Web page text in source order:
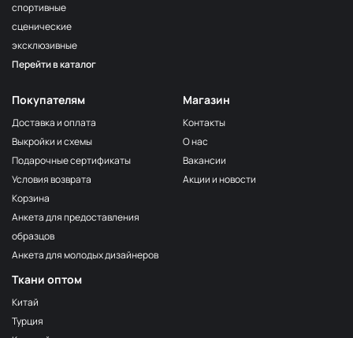
спортивные
сценические
эксклюзивные
Перейти в каталог
Покупателям
Доставка и оплата
Выкройки и схемы
Подарочные сертификаты
Условия возврата
Корзина
Анкета для предоставления
образцов
Анкета для молодых дизайнеров
Ткани оптом
Китай
Турция
Магазин
Контакты
О нас
Вакансии
Акции и новости